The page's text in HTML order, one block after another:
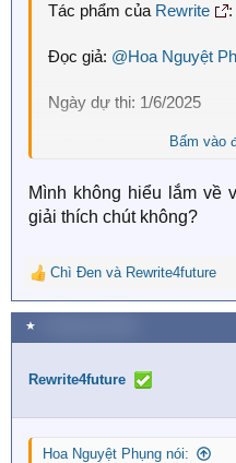
Tác phẩm của Rewrite :
Đọc giả: @Hoa Nguyệt
Ngày dự thi: 1/6/2025
:
"Truyện hay như vậy..
Rewrite không chịu
hay..
Ý gì hả?
Bấm vào
Mình không hiểu lắm về
giải thích chút không?
R
e
a
c
i
n
s
Chì Đen và Rewrite4future
★
Rewrite4future
Hoa Nguyệt Phụng nói: